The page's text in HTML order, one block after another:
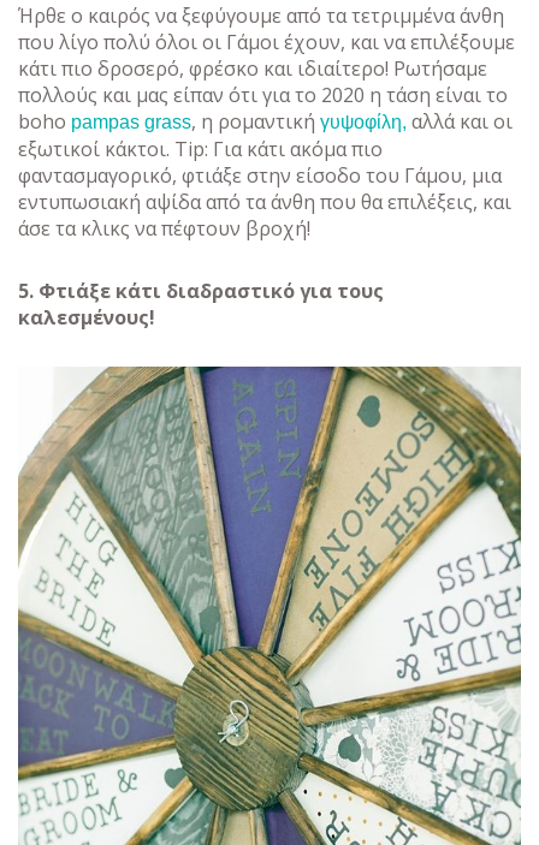
Ήρθε ο καιρός να ξεφύγουμε από τα τετριμμένα άνθη
που λίγο πολύ όλοι οι Γάμοι έχουν, και να επιλέξουμε
κάτι πιο δροσερό, φρέσκο και ιδιαίτερο! Ρωτήσαμε
πολλούς και μας είπαν ότι για το 2020 η τάση είναι το
boho pampas grass, η ρομαντική γυψοφίλη, αλλά και οι
εξωτικοί κάκτοι. Tip: Για κάτι ακόμα πιο
φαντασμαγορικό, φτιάξε στην είσοδο του Γάμου, μια
εντυπωσιακή αψίδα από τα άνθη που θα επιλέξεις, και
άσε τα κλικς να πέφτουν βροχή!
5. Φτιάξε κάτι διαδραστικό για τους
καλεσμένους!